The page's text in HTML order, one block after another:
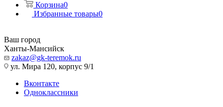
Корзина0
Избранные товары0
Ваш город
Ханты-Мансийск
zakaz@gk-teremok.ru
ул. Мира 120, корпус 9/1
Вконтакте
Одноклассники